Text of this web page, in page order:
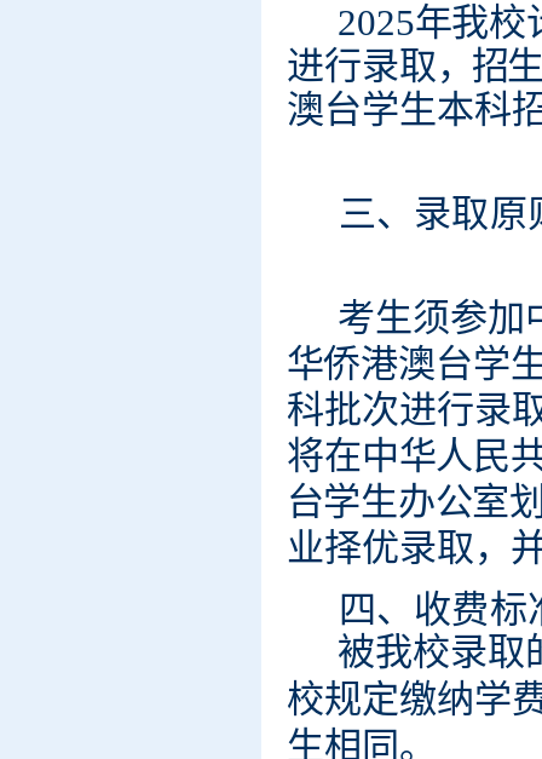
2025年我校
进行录取 ，招生
澳台学生本科
三、录取原
考生须参加
华侨港澳台学
科批次进行录
将在中华人民
台学生办公室
业择优录取 ，
四、收费标
被我校录取
校规定缴纳学
生相 同。